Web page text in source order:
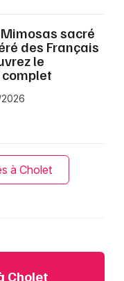
sacré
des Français
le
à Cholet
Cholet